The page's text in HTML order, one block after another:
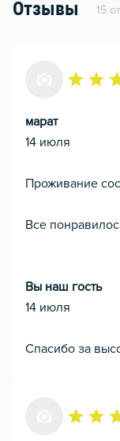
Отзывы 15
марат
14 июля
Проживание
Все
Вы наш гость
14 июля
Спасибо за